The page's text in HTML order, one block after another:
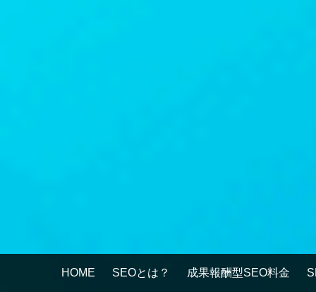
HOME SEOとは？ 成果報酬型SEO料金